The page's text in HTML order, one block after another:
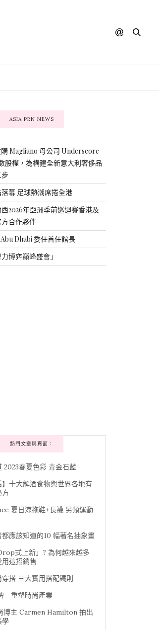
ASIA PRN NEWS
Magliano 母公司 Underscore
股權，為構建全新意大利奢侈品
幕 足球熱潮席捲全港
2026年亞洲季前巡迴賽香港及
合作夥伴
Dhabi 委任首任館長
博弈巔峰盛會」
熱門文章與頁面︰
2023春夏色彩 青金石藍
】十大解酒食物與世界各地有
方
夏日涼拖鞋+長襪 另類運動
應該知道的10 幅著名抽象畫
式上新」? 為何越來越多
這招銷售
搭 三大實用搭配鐵則
重塑時尚產業
博主 Carmen Hamilton 拍出
學